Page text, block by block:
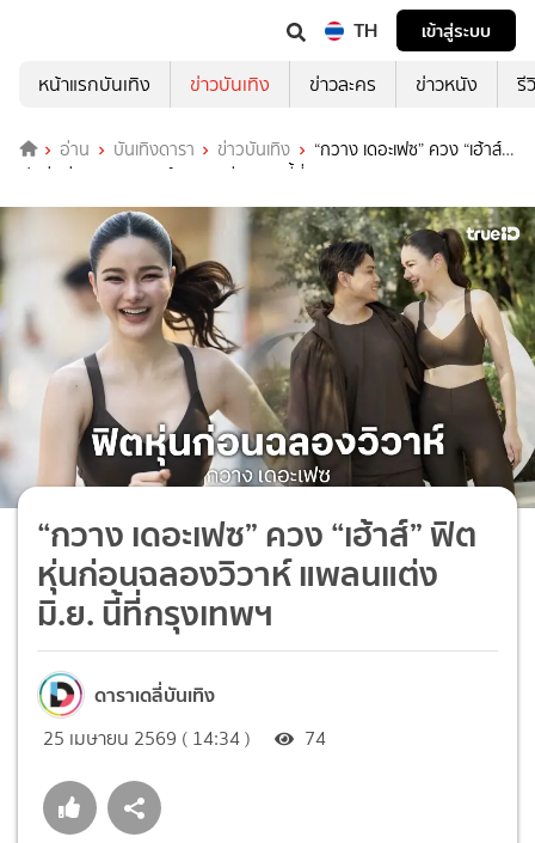
TH
เข้าสู่ระบบ
หน้าแรกบันเทิง
ข่าวบันเทิง ข่าวละคร ข่าวหนัง รี
อ่าน บันเทิงดารา ข่าวบันเทิง
“กวาง เดอะเฟซ” ควง “เฮ้าส์”
ฟิตหุ่นก่อนฉลองวิวาห์ แพลนแต่ง มิ.ย. นี้ที่กรุงเทพฯ
“กวาง เดอะเฟซ” ควง “เฮ้าส์” ฟิต
หุ่นก่อนฉลองวิวาห์ แพลนแต่ง
มิ.ย. นี้ที่กรุงเทพฯ
ดาราเดลี่บันเทิง
25 เมษายน 2569 ( 14:34 ) 74